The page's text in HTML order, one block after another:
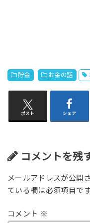
貯金 お金の話
ポスト シェア
コメントを残
メールアドレスが公開
ている欄は必須項目で
コメント ※